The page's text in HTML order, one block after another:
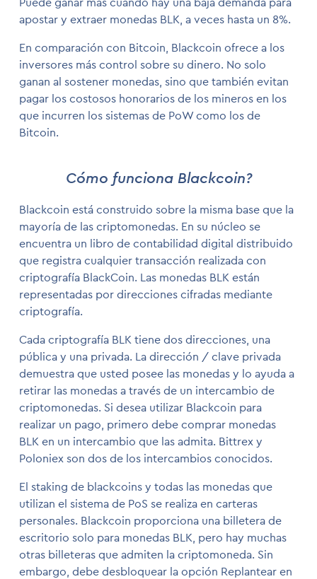
Puede ganar más cuando hay una baja demanda para
apostar y extraer monedas BLK, a veces hasta un 8%.
En comparación con Bitcoin, Blackcoin ofrece a los
inversores más control sobre su dinero. No solo
ganan al sostener monedas, sino que también evitan
pagar los costosos honorarios de los mineros en los
que incurren los sistemas de PoW como los de
Bitcoin.
Cómo funciona Blackcoin?
Blackcoin está construido sobre la misma base que la
mayoría de las criptomonedas. En su núcleo se
encuentra un libro de contabilidad digital distribuido
que registra cualquier transacción realizada con
criptografía BlackCoin. Las monedas BLK están
representadas por direcciones cifradas mediante
criptografía.
Cada criptografía BLK tiene dos direcciones, una
pública y una privada. La dirección / clave privada
demuestra que usted posee las monedas y lo ayuda a
retirar las monedas a través de un intercambio de
criptomonedas. Si desea utilizar Blackcoin para
realizar un pago, primero debe comprar monedas
BLK en un intercambio que las admita. Bittrex y
Poloniex son dos de los intercambios conocidos.
El staking de blackcoins y todas las monedas que
utilizan el sistema de PoS se realiza en carteras
personales. Blackcoin proporciona una billetera de
escritorio solo para monedas BLK, pero hay muchas
otras billeteras que admiten la criptomoneda. Sin
embargo, debe desbloquear la opción Replantear en